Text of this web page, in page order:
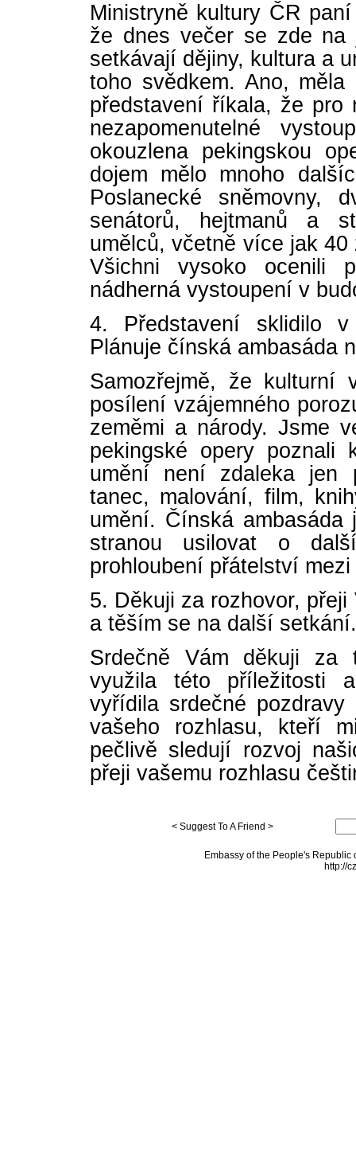
Ministryně kultury ČR
že dnes večer se zde na
setkávají dějiny, kultura a
toho svědkem. Ano,
představení říkala, že pro
nezapomenutelné
okouzlena pekingskou
dojem mělo mnoho
Poslanecké sněmovny,
senátorů, hejtmanů a
umělců, včetně více jak
Všichni vysoko ocenili
nádherná vystoupení v
4. Představení sklidilo
Plánuje čínská ambasáda
Samozřejmě, že kulturní
posílení vzájemného
zeměmi a národy. Jsme
pekingské opery poznali
umění není zdaleka jen
tanec, malování, film,
umění. Čínská
stranou usilovat o
prohloubení přátelství mezi
5. Děkuji za rozhovor,
a těším se na další setkání.
Srdečně Vám děkuji za
využila této příležitosti
vyřídila srdečné
vašeho rozhlasu, kteří
pečlivě sledují rozvoj
přeji vašemu rozhlasu
< Suggest To A Friend >
Embassy of the People's
http://